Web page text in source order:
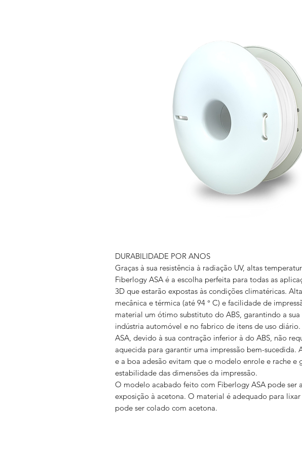
DURABILIDADE POR ANOS
Graças à sua resistência à radiação UV, altas
Fiberlogy ASA é a escolha perfeita para todas as
3D que estarão expostas às condições climatéricas.
mecânica e térmica (até 94 ° C) e facilidade de
material um ótimo substituto do ABS, garantindo a
indústria automóvel e no fabrico de itens de uso diário.
ASA, devido à sua contração inferior à do ABS, não
aquecida para garantir uma impressão bem-sucedida.
e a boa adesão evitam que o modelo enrole e rache e
estabilidade das dimensões da impressão.
O modelo acabado feito com Fiberlogy ASA pode ser
exposição à acetona. O material é adequado para
pode ser colado com acetona.